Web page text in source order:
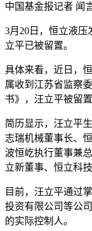
中国基金报记者 闻
3月 20 日，恒立液
立平已被留置。
具体来看，近日，
属收到江苏省监察
书》，汪立平被留置
简历显示，汪立平
志瑞机械董事长、
波恒屹执行董事兼
立新董事、恒立科
目前，汪立平通过
投资有限公司等公
的实际控制人。